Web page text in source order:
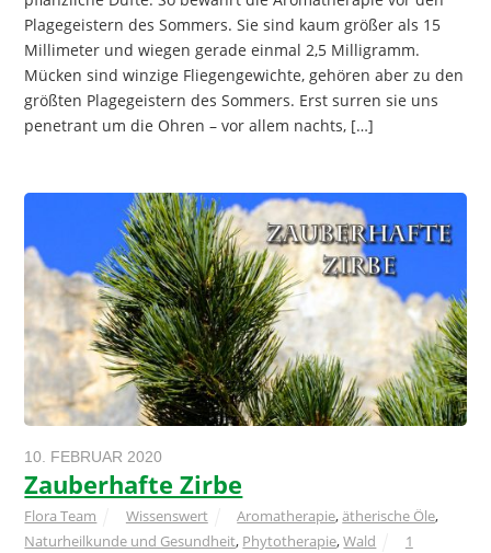
Plagegeistern des Sommers. Sie sind kaum größer als 15
Millimeter und wiegen gerade einmal 2,5 Milligramm.
Mücken sind winzige Fliegengewichte, gehören aber zu den
größten Plagegeistern des Sommers. Erst surren sie uns
penetrant um die Ohren – vor allem nachts, […]
10. FEBRUAR 2020
Zauberhafte Zirbe
Flora Team Wissenswert Aromatherapie,ätherische Öle,
Naturheilkunde und Gesundheit, Phytotherapie,Wald
1